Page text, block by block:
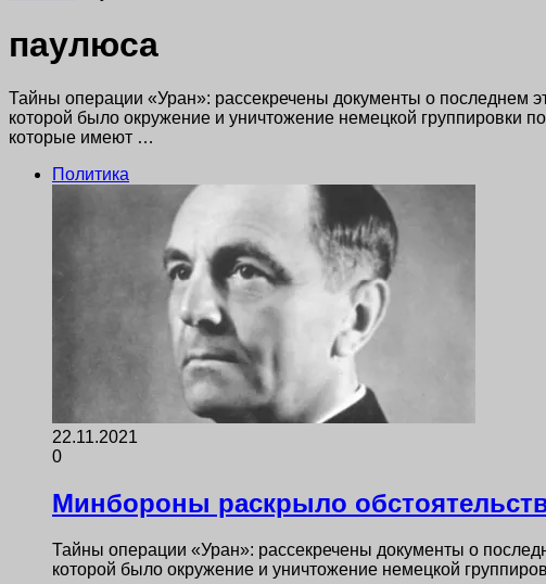
паулюса
Тайны операции «Уран»: рассекречены документы о последнем
которой было окружение и уничтожение немецкой группировки
которые имеют …
Политика
22.11.2021
0
Минбороны раскрыло
Тайны операции «Уран»: рассекречены документы о
которой было окружение и уничтожение немецкой